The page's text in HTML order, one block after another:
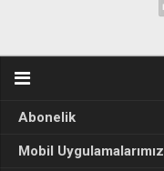
Abonelik
Mobil Uygulamalarımız